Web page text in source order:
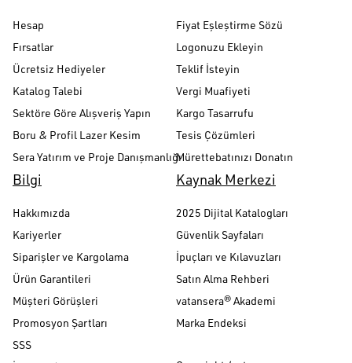
Hesap
Fırsatlar
Ücretsiz Hediyeler
Katalog Talebi
Sektöre Göre Alışveriş Yapın
Boru & Profil Lazer Kesim
Sera Yatırım ve Proje Danışmanlığı
Fiyat Eşleştirme Sözü
Logonuzu Ekleyin
Teklif İsteyin
Vergi Muafiyeti
Kargo Tasarrufu
Tesis Çözümleri
Mürettebatınızı Donatın
Bilgi
Hakkımızda
Kariyerler
Siparişler ve Kargolama
Ürün Garantileri
Müşteri Görüşleri
Promosyon Şartları
SSS
Kaynak Merkezi
2025 Dijital Katalogları
Güvenlik Sayfaları
İpuçları ve Kılavuzları
Satın Alma Rehberi
vatansera® Akademi
Marka Endeksi